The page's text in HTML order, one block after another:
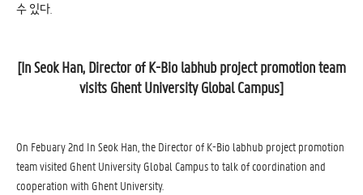
수 있다.
[In Seok Han, Director of K-Bio labhub project promotion team
visits Ghent University Global Campus]
On Febuary 2nd In Seok Han, the Director of K-Bio labhub project promotion
team visited Ghent University Global Campus to talk of coordination and
cooperation with Ghent University.